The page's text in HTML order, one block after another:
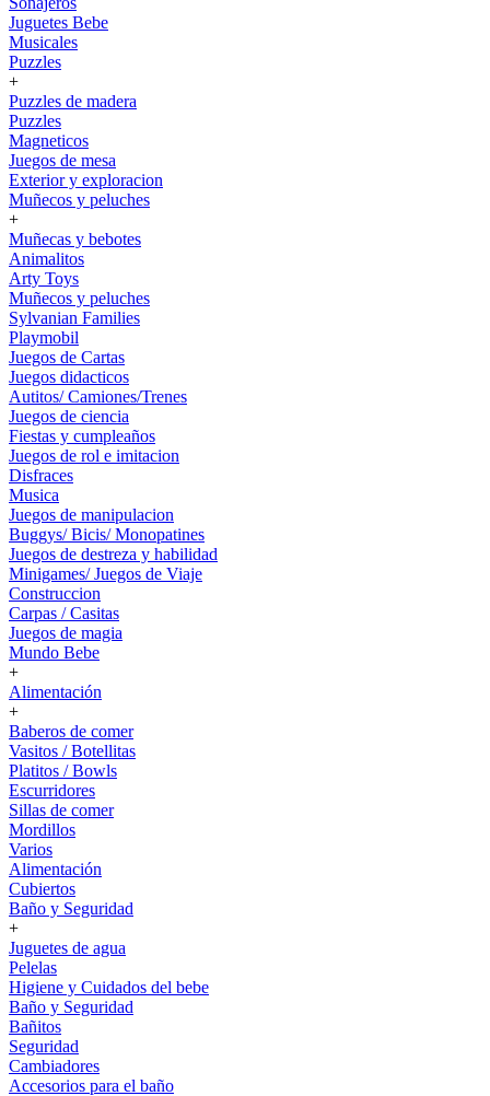
Juguetes Bebe
Musicales
Puzzles
+
Puzzles de madera
Puzzles
Magneticos
Juegos de mesa
Exterior y exploracion
Muñecos y peluches
+
Muñecas y bebotes
Animalitos
Arty Toys
Muñecos y peluches
Sylvanian Families
Playmobil
Juegos de Cartas
Juegos didacticos
Autitos/ Camiones/Trenes
Juegos de ciencia
Fiestas y cumpleaños
Juegos de rol e imitacion
Disfraces
Musica
Juegos de manipulacion
Buggys/ Bicis/ Monopatines
Juegos de destreza y habilidad
Minigames/ Juegos de Viaje
Construccion
Carpas / Casitas
Juegos de magia
Mundo Bebe
+
Alimentación
+
Baberos de comer
Vasitos / Botellitas
Platitos / Bowls
Escurridores
Sillas de comer
Mordillos
Varios
Alimentación
Cubiertos
Baño y Seguridad
+
Juguetes de agua
Pelelas
Higiene y Cuidados del bebe
Baño y Seguridad
Bañitos
Seguridad
Cambiadores
Accesorios para el baño